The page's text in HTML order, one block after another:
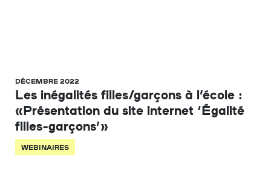
DÉCEMBRE 2022
Les inégalités filles/garçons à l’école :
«Présentation du site internet ‘Égalité
filles-garçons’»
WEBINAIRES